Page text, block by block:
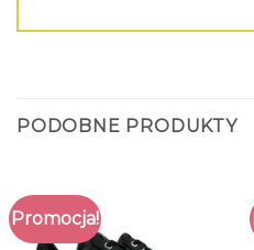
PODOBNE PRODUKTY
Promocja!